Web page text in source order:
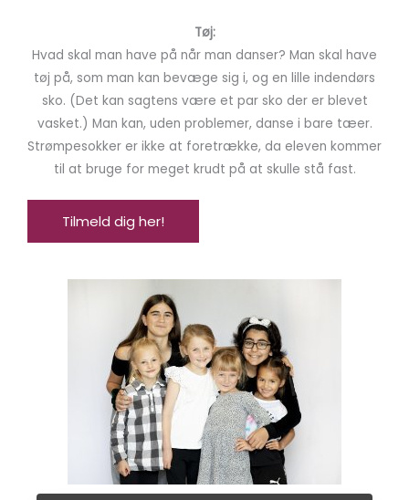
Tøj:
Hvad skal man have på når man danser? Man skal have
tøj på, som man kan bevæge sig i, og en lille indendørs
sko. (Det kan sagtens være et par sko der er blevet
vasket.) Man kan, uden problemer, danse i bare tæer.
Strømpesokker er ikke at foretrække, da eleven kommer
til at bruge for meget krudt på at skulle stå fast.
Tilmeld dig her!